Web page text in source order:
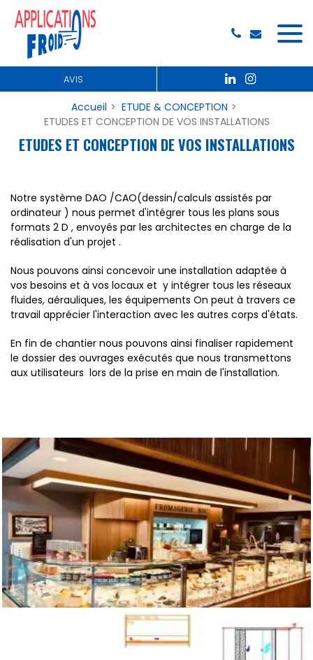
AVIS
Accueil
ETUDE & CONCEPTION
ETUDES ET CONCEPTION DE VOS INSTALLATIONS
ETUDES ET CONCEPTION DE VOS INSTALLATIONS
Notre système DAO /CAO(dessin/calculs assistés par
ordinateur ) nous permet d'intégrer tous les plans sous
formats 2 D , envoyés par les architectes en charge de la
réalisation d'un projet .
Nous pouvons ainsi concevoir une installation adaptée à
vos besoins et à vos locaux et y intégrer tous les réseaux
fluides, aérauliques, les équipements On peut à travers ce
travail apprécier l'interaction avec les autres corps d'états.
En fin de chantier nous pouvons ainsi finaliser rapidement
le dossier des ouvrages exécutés que nous transmettons
aux utilisateurs lors de la prise en main de l'installation.
Panneau de gestion des cookies